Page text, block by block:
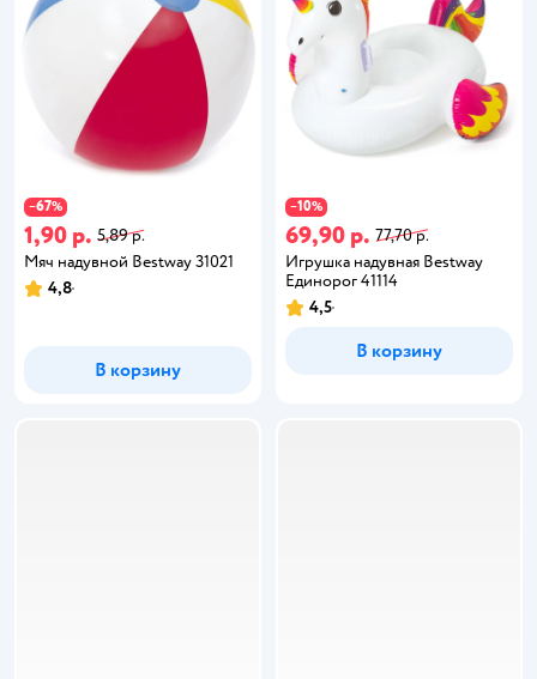
−67%
1,90 р. 5,89 р.
Мяч надувной Bestway 31021
4,8
В корзину
−10%
69,90 р. 77,70 р.
Игрушка надувная Bestway
Единорог 41114
4,5
В корзину